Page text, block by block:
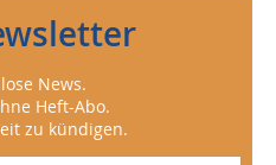
News.
Heft-Abo.
zu kündigen.